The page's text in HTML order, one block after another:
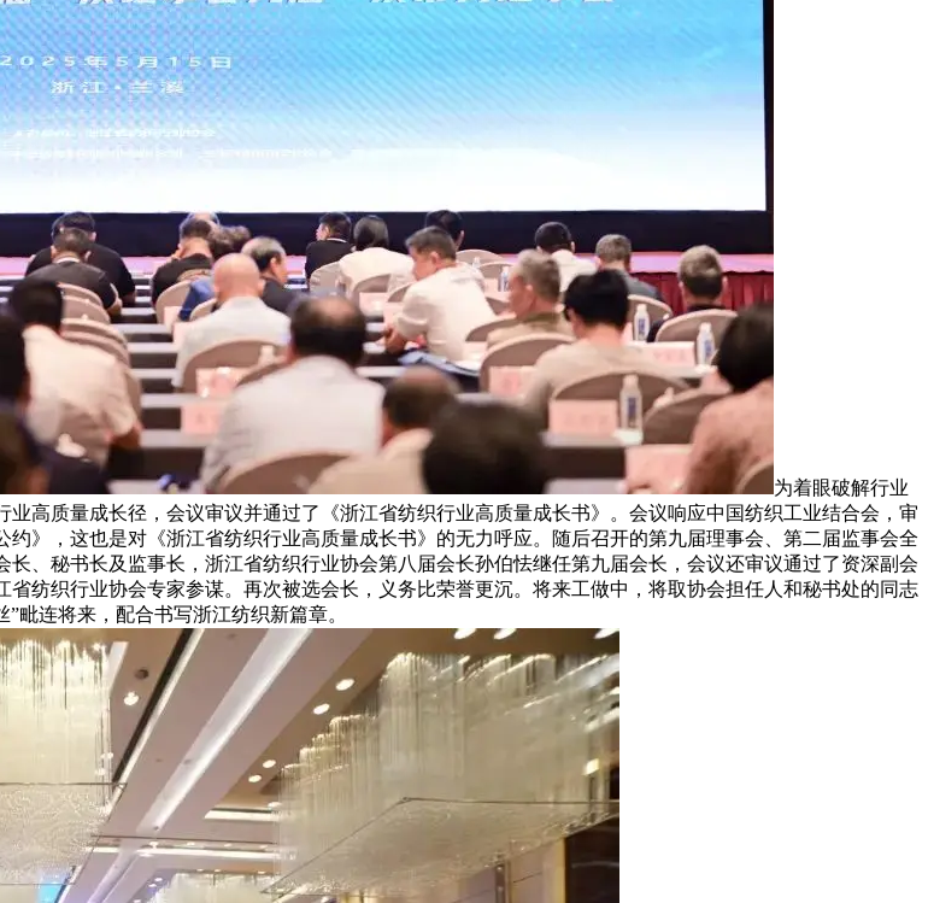
为着眼破解行业
高质量成长径，会议审议并通过了《浙江省纺织行业高质量成长书》。会议响应中国纺织工业结合会，审
》，这也是对《浙江省纺织行业高质量成长书》的无力呼应。随后召开的第九届理事会、第二届监事会全
、秘书长及监事长，浙江省纺织行业协会第八届会长孙伯怯继任第九届会长，会议还审议通过了资深副会
纺织行业协会专家参谋。再次被选会长，义务比荣誉更沉。将来工做中，将取协会担任人和秘书处的同志
毗连将来，配合书写浙江纺织新篇章。